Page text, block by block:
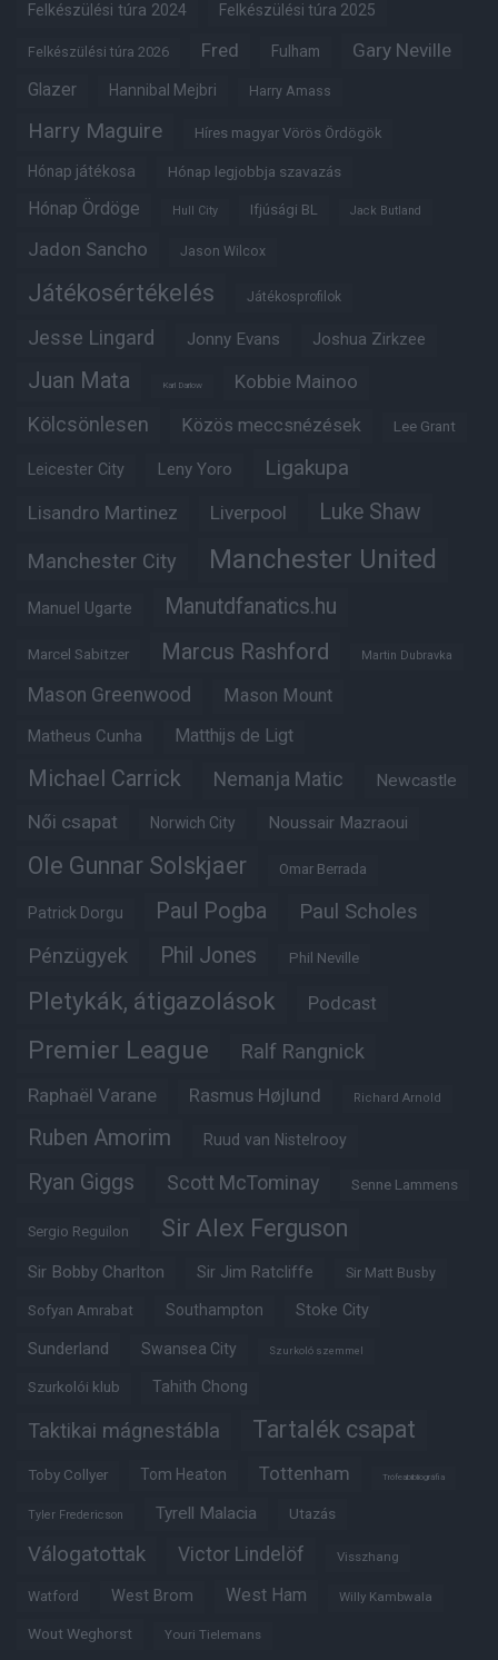
Felkészülési túra 2024 Felkészülési túra 2025
Felkészülési túra 2026 Fred Fulham Gary Neville
Glazer Hannibal Mejbri Harry Amass
Harry Maguire Híres magyar Vörös Ördögök
Hónap játékosa Hónap legjobbja szavazás
Hónap Ördöge Hull City Ifjúsági BL Jack Butland
Jadon Sancho Jason Wilcox
Játékosértékelés Játékosprofilok
Jesse Lingard Jonny Evans Joshua Zirkzee
Juan Mata Karl Darlow Kobbie Mainoo
Kölcsönlesen Közös meccsnézések Lee Grant
Leicester City Leny Yoro Ligakupa
Lisandro Martinez Liverpool Luke Shaw
Manchester City Manchester United
Manuel Ugarte Manutdfanatics.hu
Marcel Sabitzer Marcus Rashford Martin Dubravka
Mason Greenwood Mason Mount
Matheus Cunha Matthijs de Ligt
Michael Carrick Nemanja Matic Newcastle
Női csapat Norwich City Noussair Mazraoui
Ole Gunnar Solskjaer Omar Berrada
Patrick Dorgu Paul Pogba Paul Scholes
Pénzügyek Phil Jones Phil Neville
Pletykák, átigazolások Podcast
Premier League Ralf Rangnick
Raphaël Varane Rasmus Højlund Richard Arnold
Ruben Amorim Ruud van Nistelrooy
Ryan Giggs Scott McTominay Senne Lammens
Sergio Reguilon Sir Alex Ferguson
Sir Bobby Charlton Sir Jim Ratcliffe Sir Matt Busby
Sofyan Amrabat Southampton Stoke City
Sunderland Swansea City Szurkoló szemmel
Szurkolói klub Tahith Chong
Taktikai mágnestábla Tartalék csapat
Toby Collyer Tom Heaton Tottenham Trófeabibliográfia
Tyler Fredericson Tyrell Malacia Utazás
Válogatottak Victor Lindelöf Visszhang
Watford West Brom West Ham Willy Kambwala
Wout Weghorst Youri Tielemans